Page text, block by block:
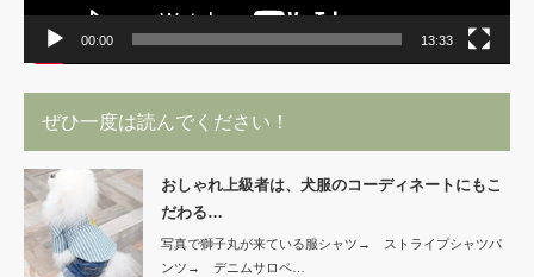
00:00 13:33
ぜひ一度は読んでください！
おしゃれ上級者は、犬服のコーディネートにもこ
だわる…
写真で獅子丸が来ている服シャツ→ ストライプシャツパ
ンツ→ デニムサロペ…